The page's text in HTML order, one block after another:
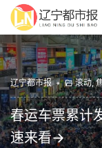
辽宁都市报 • 滚动,
春运车票累计
速来看→